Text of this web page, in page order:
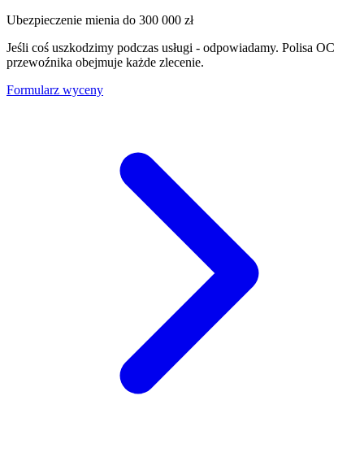
Ubezpieczenie mienia do 300 000 zł
Jeśli coś uszkodzimy podczas usługi - odpowiadamy. Polisa OC
przewoźnika obejmuje każde zlecenie.
Formularz wyceny